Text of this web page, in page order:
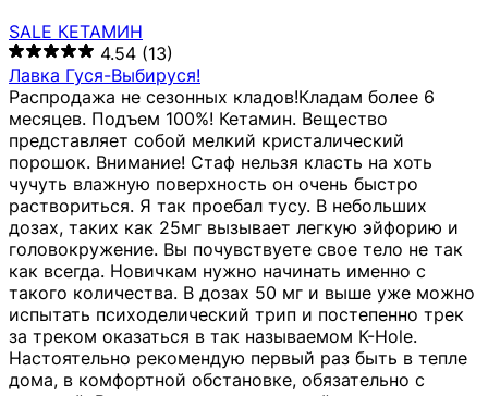
SALE КЕТАМИН
4.54 (13)
Лавка Гуся-Выбируся!
Распродажа не сезонных кладов!Кладам более 6
месяцев. Подъем 100%! Кетамин. Вещество
представляет собой мелкий кристалический
порошок. Внимание! Стаф нельзя класть на хоть
чучуть влажную поверхность он очень быстро
раствориться. Я так проебал тусу. В небольших
дозах, таких как 25мг вызывает легкую эйфорию и
головокружение. Вы почувствуете свое тело не так
как всегда. Новичкам нужно начинать именно с
такого количества. В дозах 50 мг и выше уже можно
испытать психоделический трип и постепенно трек
за треком оказаться в так называемом К-Hole.
Настоятельно рекомендую первый раз быть в тепле
дома, в комфортной обстановке, обязательно с